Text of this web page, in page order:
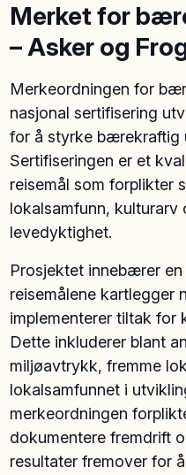
Merket for
– Asker og
Merkeordningen for
nasjonal sertifisering
for å styrke bærekraftig
Sertifiseringen er et
reisemål som forplikter
lokalsamfunn, kulturarv
levedyktighet.
Prosjektet innebærer
reisemålene kartlegger
implementerer tiltak for
Dette inkluderer blant
miljøavtrykk, fremme
lokalsamfunnet i
merkeordningen
dokumentere fremdrift
resultater fremover for